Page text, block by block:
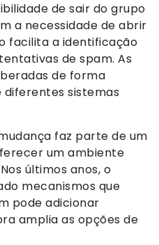
de sair do grupo
a necessidade de abrir
facilita a identificação
de spam. As
de forma
diferentes sistemas
faz parte de um
um ambiente
últimos anos, o
mecanismos que
pode adicionar
amplia as opções de